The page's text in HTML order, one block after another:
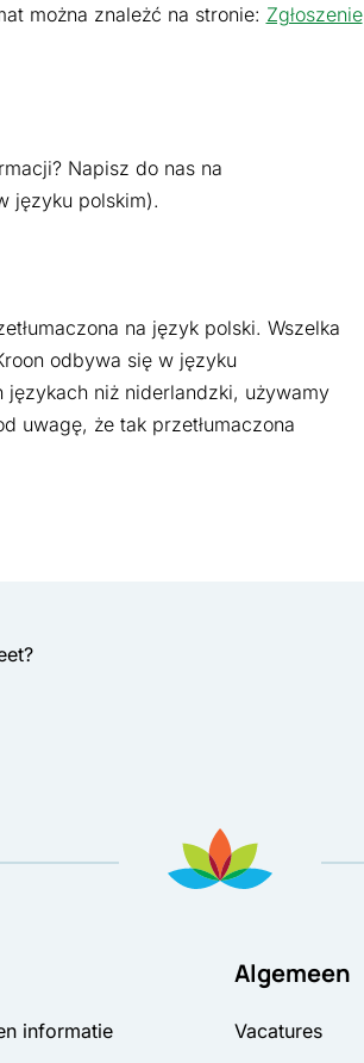
można znależć na stronie: Zgłoszenie
Napisz do nas na
języku polskim).
na język polski. Wszelka
odbywa się w języku
niż niderlandzki, używamy
uwagę, że tak przetłumaczona
informatie
Algemeen
Vacatures